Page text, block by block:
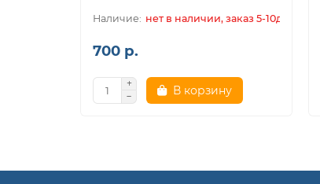
нет в наличии, заказ 5-10дн.
700 р.
В корзину